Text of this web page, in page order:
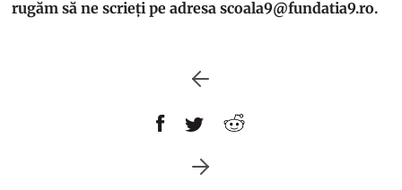
rugăm să ne scrieți pe adresa scoala9@fundatia9.ro.